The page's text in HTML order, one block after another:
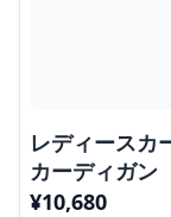
レディースカ
カーディガン
¥10,680